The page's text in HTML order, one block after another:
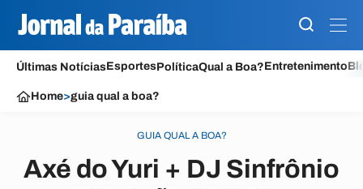
Últimas NotíciasEsportesPolíticaQual a Boa?Entretenimento
Home>guia qual a boa?
GUIA QUAL A BOA?
Axé do Yuri + DJ Sinfrônio